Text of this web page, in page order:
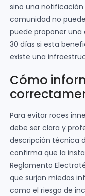
sino una
comunidad no
puede proponer una
30 días si esta
existe una
Cómo
Para evitar roces
debe ser clara y
descripción técnica
confirma que la
Reglamento
que surjan miedos
como el riesgo de